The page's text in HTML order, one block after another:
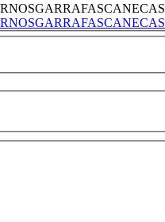
GARRAFASCANECAS
GARRAFASCANECAS